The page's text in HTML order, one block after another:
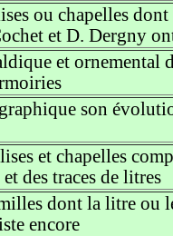
ou chapelles
et D. Dergny
et ornemental
son
et chapelles
des traces de litres
dont la litre ou
encore